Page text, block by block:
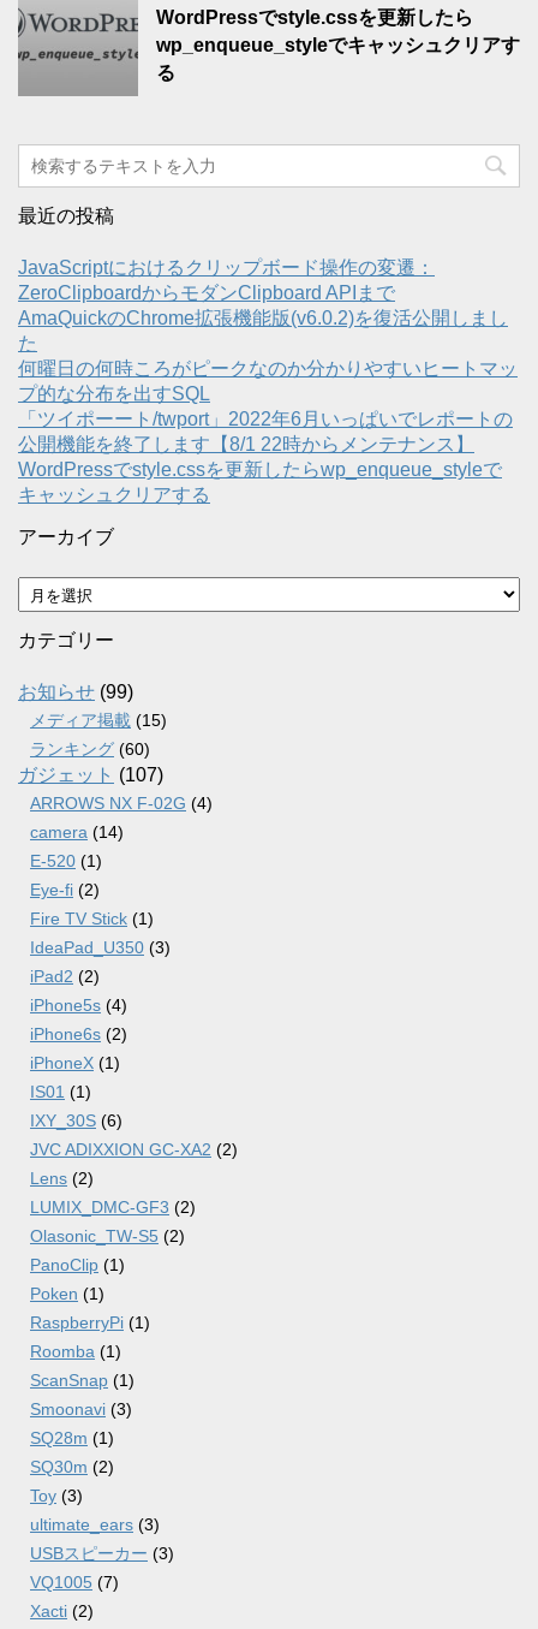
WordPressでstyle.cssを更新したら
wp_enqueue_styleでキャッシュクリアす
る
最近の投稿
JavaScriptにおけるクリップボード操作の変遷：
ZeroClipboardからモダンClipboard APIまで
AmaQuickのChrome拡張機能版(v6.0.2)を復活公開しまし
た
何曜日の何時ころがピークなのか分かりやすいヒートマッ
プ的な分布を出すSQL
「ツイポーート/twport」2022年6月いっぱいでレポートの
公開機能を終了します【8/1 22時からメンテナンス】
WordPressでstyle.cssを更新したらwp_enqueue_styleで
キャッシュクリアする
アーカイブ
ア
ー
カ
ブ
カテゴリー
お知らせ (99)
メディア掲載 (15)
ランキング (60)
ガジェット (107)
ARROWS NX F-02G (4)
camera (14)
E-520 (1)
Eye-fi (2)
Fire TV Stick (1)
IdeaPad_U350 (3)
iPad2 (2)
iPhone5s (4)
iPhone6s (2)
iPhoneX (1)
IS01 (1)
IXY_30S (6)
JVC ADIXXION GC-XA2 (2)
Lens (2)
LUMIX_DMC-GF3 (2)
Olasonic_TW-S5 (2)
PanoClip (1)
Poken (1)
RaspberryPi (1)
Roomba (1)
ScanSnap (1)
Smoonavi (3)
SQ28m (1)
SQ30m (2)
Toy (3)
ultimate_ears (3)
USBスピーカー (3)
VQ1005 (7)
Xacti (2)